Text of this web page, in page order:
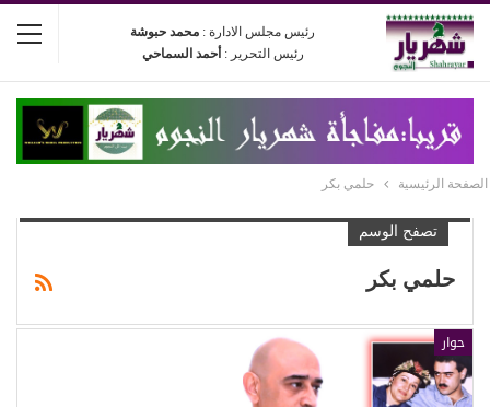
رئيس مجلس الادارة : محمد حبوشة
رئيس التحرير : أحمد السماحي
الصفحة الرئيسية حلمي بكر
تصفح الوسم
حلمي بكر
حوار